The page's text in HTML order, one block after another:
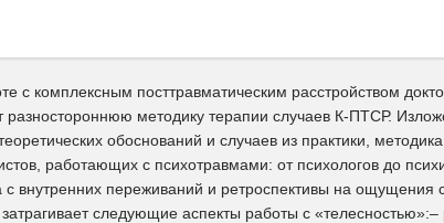
с комплексным посттравматическим расстройством
разностороннюю методику терапии случаев К-ПТСР.
обоснований и случаев из практики,
работающих с психотравмами: от психологов до
внутренних переживаний и ретроспективы на ощущения
следующие аспекты работы с